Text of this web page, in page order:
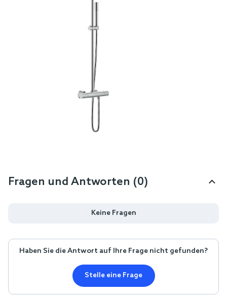
Fragen und Antworten (0)
Keine Fragen
Haben Sie die Antwort auf Ihre Frage nicht gefunden?
Stelle eine Frage